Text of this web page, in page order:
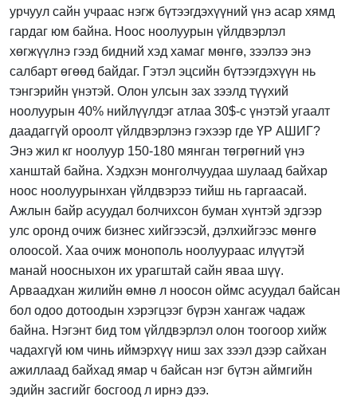
урчуул сайн учраас нэгж бүтээгдэхүүний үнэ асар хямд
гардаг юм байна. Ноос ноолуурын үйлдвэрлэл
хөгжүүлнэ гээд бидний хэд хамаг мөнгө, зээлээ энэ
салбарт өгөөд байдаг. Гэтэл эцсийн бүтээгдэхүүн нь
тэнгэрийн үнэтэй. Олон улсын зах зээлд түүхий
ноолуурын 40% нийлүүлдэг атлаа 30$-с үнэтэй угаалт
даадаггүй ороолт үйлдвэрлэнэ гэхээр где ҮР АШИГ?
Энэ жил кг ноолуур 150-180 мянган төгрөгний үнэ
ханштай байна. Хэдхэн монголчуудаа шулаад байхар
ноос ноолуурынхан үйлдвэрээ тийш нь гаргаасай.
Ажлын байр асуудал болчихсон буман хүнтэй эдгээр
улс оронд очиж бизнес хийгээсэй, дэлхийгээс мөнгө
олоосой. Хаа очиж монополь ноолуураас илүүтэй
манай ноосныхон их урагштай сайн яваа шүү.
Арваадхан жилийн өмнө л ноосон оймс асуудал байсан
бол одоо дотоодын хэрэгцээг бүрэн хангаж чадаж
байна. Нэгэнт бид том үйлдвэрлэл олон тоогоор хийж
чадахгүй юм чинь иймэрхүү ниш зах зээл дээр сайхан
ажиллаад байхад ямар ч байсан нэг бүтэн аймгийн
эдийн засгийг босгоод л ирнэ дээ.